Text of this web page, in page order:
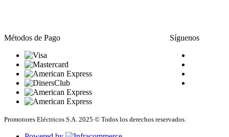
Métodos de Pago Síguenos
Promotores Eléctricos S.A. 2025 © Todos los derechos reservados.